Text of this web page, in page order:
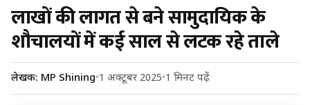
लाखों की लागत से बने सामुदायिक के
शौचालयों में कई साल से लटक रहे ताले
लेखक: MP Shining•1 अक्टूबर 2025•1 मिनट पढ़ें